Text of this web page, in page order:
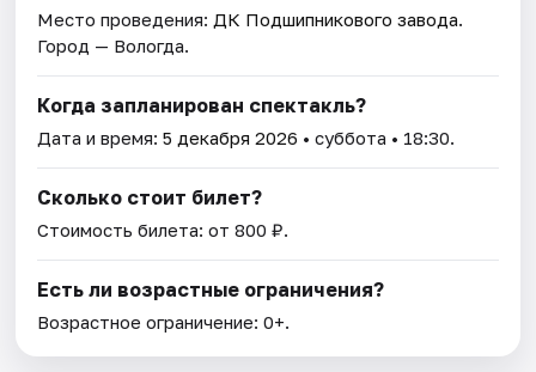
Место проведения: ДК Подшипникового завода.
Город — Вологда.
Когда запланирован спектакль?
Дата и время:5 декабря 2026 • суббота • 18:30.
Сколько стоит билет?
Стоимость билета: от 800 ₽.
Есть ли возрастные ограничения?
Возрастное ограничение: 0+.